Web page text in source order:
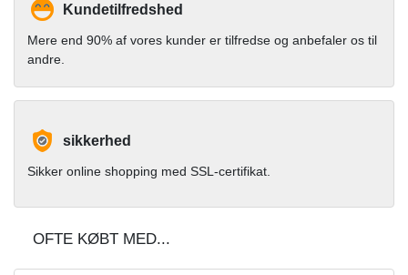
Kundetilfredshed
Mere end 90% af vores kunder er tilfredse og anbefaler os til
andre.
sikkerhed
Sikker online shopping med SSL-certifikat.
OFTE KØBT MED...